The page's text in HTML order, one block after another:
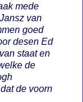
mede
van
goed
desen Ed
staat en
de
de voorn